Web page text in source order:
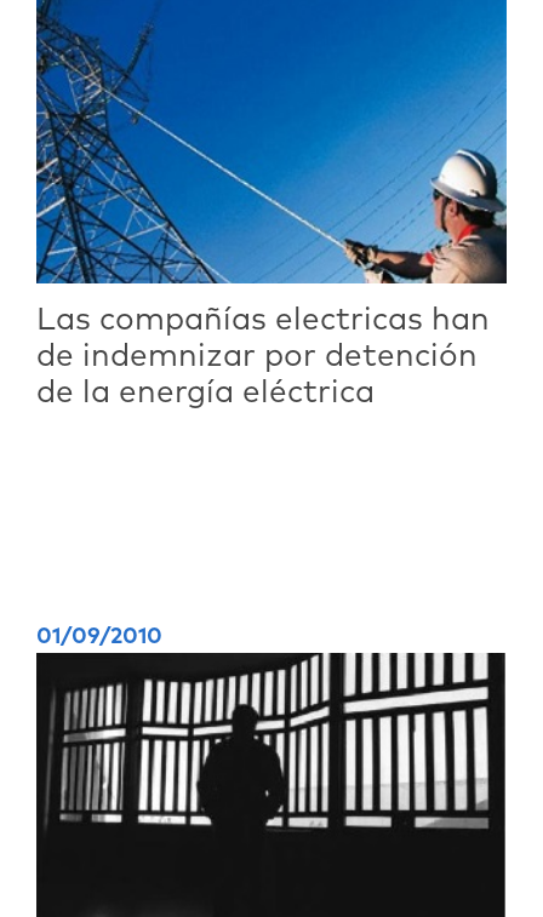
Las compañías electricas han
de indemnizar por detención
de la energía eléctrica
01/09/2010